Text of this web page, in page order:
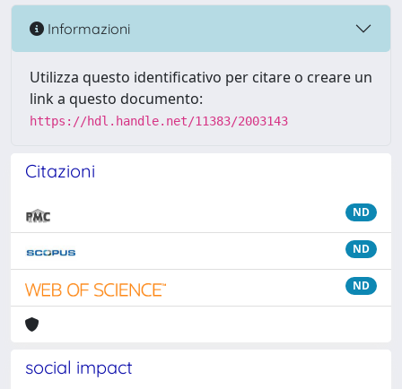
Informazioni
Utilizza questo identificativo per citare o creare un
link a questo documento:
https://hdl.handle.net/11383/2003143
Citazioni
ND
ND
ND
social impact